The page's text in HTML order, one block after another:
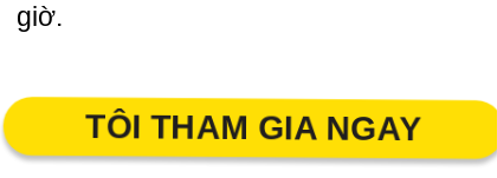
TÔI THAM GIA NGAY
giờ.